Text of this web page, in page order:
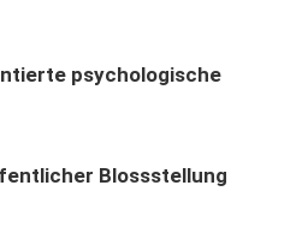
psychologische
Blossstellung